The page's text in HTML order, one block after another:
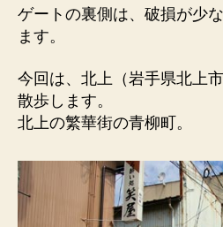
路）
町
の
華
ゲ
ー
ト
の
ゲートの裏側は、破損が少
ます。
今回は、北上（岩手県北上
散歩します。
北上の繁華街の青柳町。